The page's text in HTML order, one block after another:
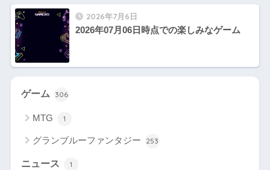
2026年7月6日
2026年07月06日時点での楽しみなゲーム
ゲーム 306
MTG 1
グランブルーファンタジー 253
ニュース 1